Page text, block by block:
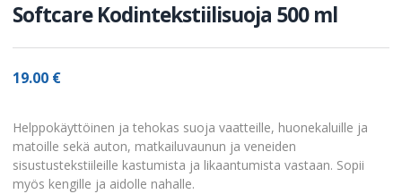
Softcare Kodintekstiilisuoja 500 ml
19.00 €
Helppokäyttöinen ja tehokas suoja vaatteille, huonekaluille ja
matoille sekä auton, matkailuvaunun ja veneiden
sisustustekstiileille kastumista ja likaantumista vastaan. Sopii
myös kengille ja aidolle nahalle.